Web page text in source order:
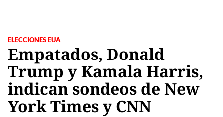
ELECCIONES EUA
Empatados, Donald
Trump y Kamala Harris,
indican sondeos de New
York Times y CNN